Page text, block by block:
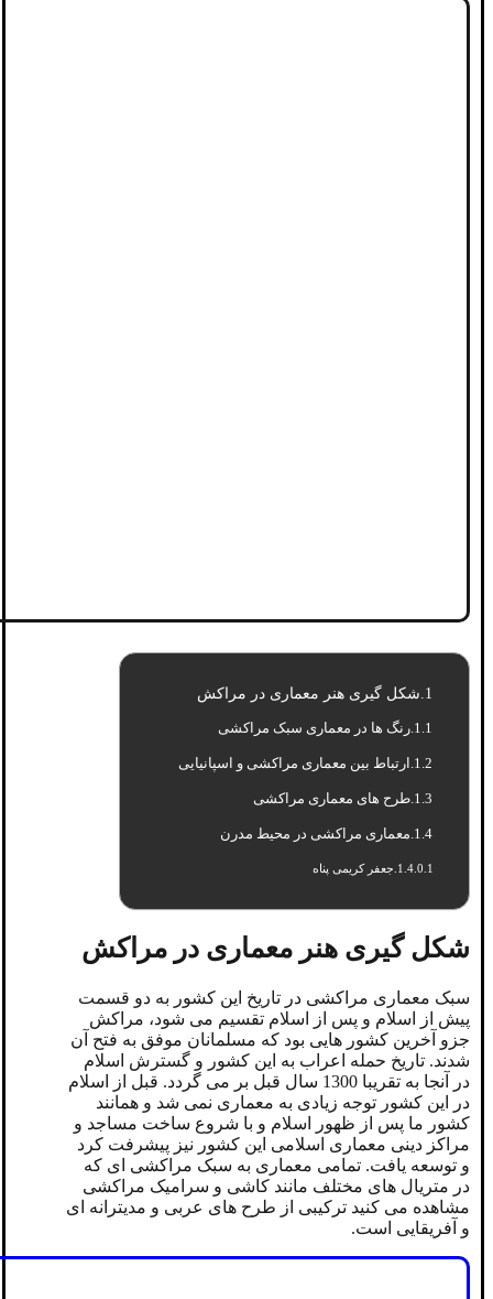
شکل گیری هنر معماری در مراکش
رنگ ها در معماری سبک مراکشی
ارتباط بین معماری مراکشی و اسپانیایی
طرح های معماری مراکشی
معماری مراکشی در محیط مدرن
جعفر کریمی پناه
شکل گیری هنر معماری در مراکش
سبک معماری مراکشی در تاریخ این کشور به دو قسمت
پیش از اسلام و پس از اسلام تقسیم می شود، مراکش
جزو آخرین کشور هایی بود که مسلمانان موفق به فتح آن
شدند. تاریخ حمله اعراب به این کشور و گسترش اسلام
در آنجا به تقریبا 1300 سال قبل بر می گردد. قبل از اسلام
در این کشور توجه زیادی به معماری نمی شد و همانند
کشور ما پس از ظهور اسلام و با شروع ساخت مساجد و
مراکز دینی معماری اسلامی این کشور نیز پیشرفت کرد
و توسعه یافت. تمامی معماری به سبک مراکشی ای که
در متریال های مختلف مانند کاشی و سرامیک مراکشی
مشاهده می کنید ترکیبی از طرح های عربی و مدیترانه ای
و آفریقایی است.